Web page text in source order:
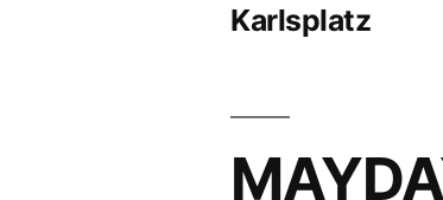
Karlsplatz